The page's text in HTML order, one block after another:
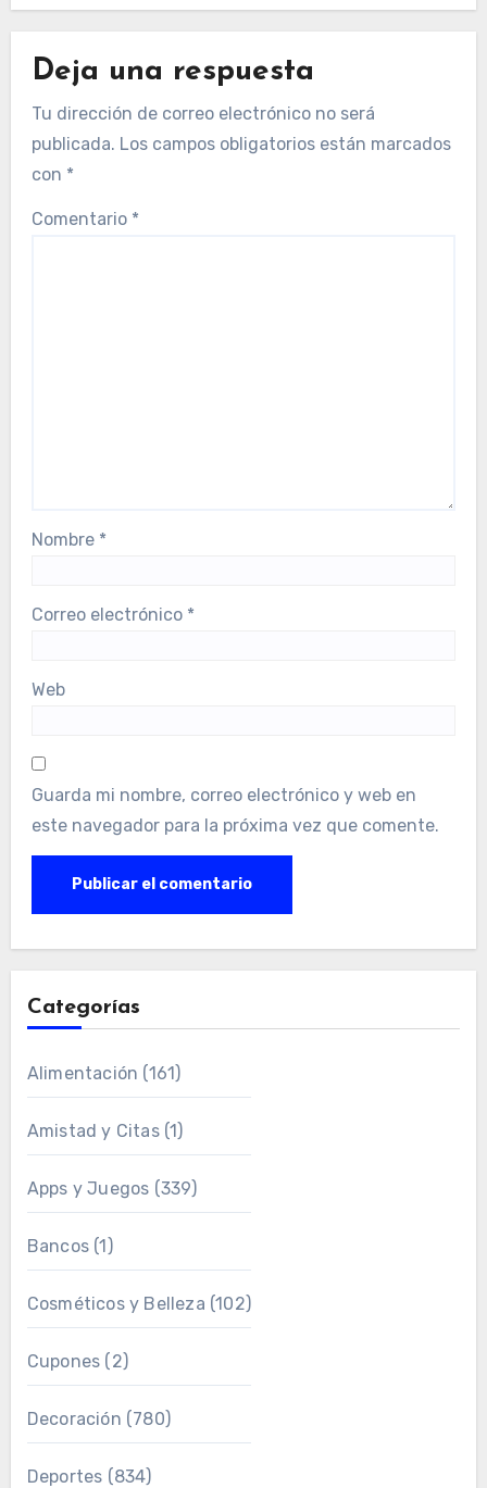
Deja una respuesta
Tu dirección de correo electrónico no será
publicada. Los campos obligatorios están marcados
con *
Comentario *
Nombre *
Correo electrónico *
Web
Guarda mi nombre, correo electrónico y web en
este navegador para la próxima vez que comente.
Categorías
Alimentación (161)
Amistad y Citas(1)
Apps y Juegos (339)
Bancos(1)
Cosméticos y Belleza (102)
Cupones (2)
Decoración (780)
Deportes (834)